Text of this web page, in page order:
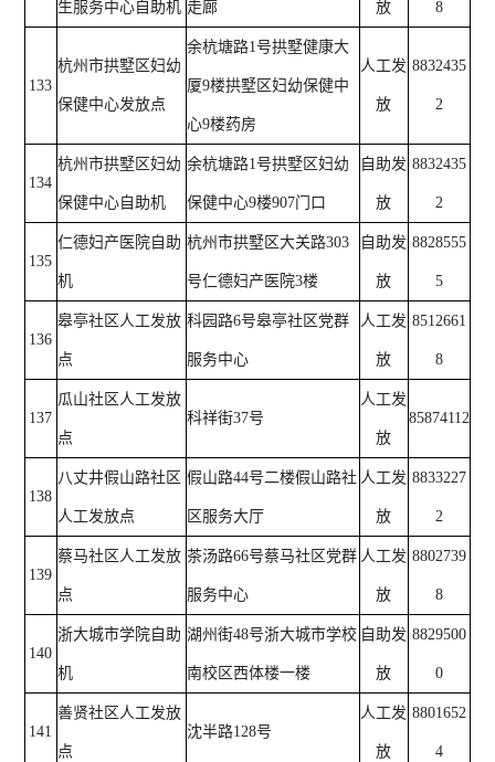
生服务中心自助机 走廊 放 8
133
杭州市拱墅区妇幼
保健中心发放点
余杭塘路1号拱墅健康大
厦9楼拱墅区妇幼保健中
心9楼药房
人工发
放
8832435
2
134
杭州市拱墅区妇幼
保健中心自助机
余杭塘路1号拱墅区妇幼
保健中心9楼907门口
自助发
放
8832435
2
135
仁德妇产医院自助
机
杭州市拱墅区大关路303
号仁德妇产医院3楼
自助发
放
8828555
5
136
皋亭社区人工发放
点
科园路6号皋亭社区党群
服务中心
人工发
放
8512661
8
137
瓜山社区人工发放
点
科祥街37号
人工发
放
85874112
138
八丈井假山路社区
人工发放点
假山路44号二楼假山路社
区服务大厅
人工发
放
8833227
2
139
蔡马社区人工发放
点
茶汤路66号蔡马社区党群
服务中心
人工发
放
8802739
8
140
浙大城市学院自助
机
湖州街48号浙大城市学校
南校区西体楼一楼
自助发
放
8829500
0
141
善贤社区人工发放
点
沈半路128号
人工发
放
8801652
4